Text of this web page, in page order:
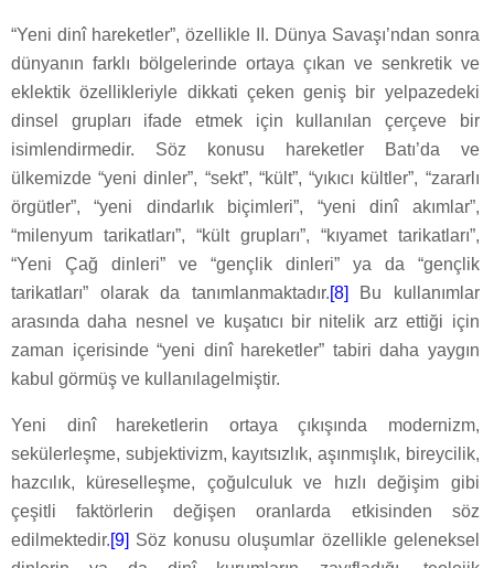
“Yeni dinî hareketler”, özellikle II. Dünya Savaşı’ndan sonra
dünyanın farklı bölgelerinde ortaya çıkan ve senkretik ve
eklektik özellikleriyle dikkati çeken geniş bir yelpazedeki
dinsel grupları ifade etmek için kullanılan çerçeve bir
isimlendirmedir. Söz konusu hareketler Batı’da ve
ülkemizde “yeni dinler”, “sekt”, “kült”, “yıkıcı kültler”, “zararlı
örgütler”, “yeni dindarlık biçimleri”, “yeni dinî akımlar”,
“milenyum tarikatları”, “kült grupları”, “kıyamet tarikatları”,
“Yeni Çağ dinleri” ve “gençlik dinleri” ya da “gençlik
tarikatları” olarak da tanımlanmaktadır.[8] Bu kullanımlar
arasında daha nesnel ve kuşatıcı bir nitelik arz ettiği için
zaman içerisinde “yeni dinî hareketler” tabiri daha yaygın
kabul görmüş ve kullanılagelmiştir.
Yeni dinî hareketlerin ortaya çıkışında modernizm,
sekülerleşme, subjektivizm, kayıtsızlık, aşınmışlık, bireycilik,
hazcılık, küreselleşme, çoğulculuk ve hızlı değişim gibi
çeşitli faktörlerin değişen oranlarda etkisinden söz
edilmektedir.[9] Söz konusu oluşumlar özellikle geleneksel